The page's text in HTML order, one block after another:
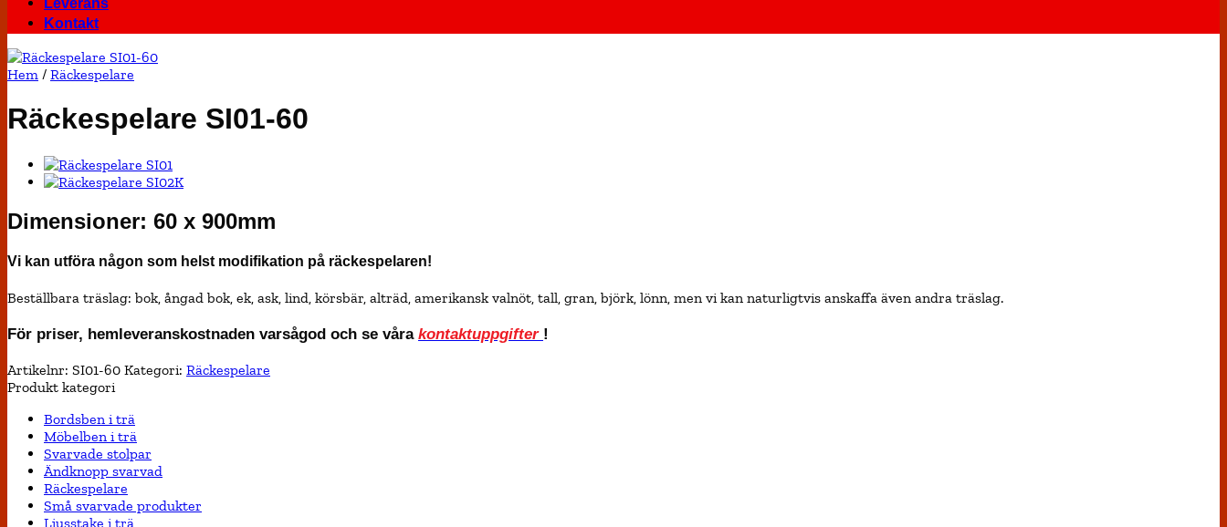
Leverans
Kontakt
Hem / Räckespelare
Räckespelare SI01-60
Dimensioner: 60 x 900mm
Vi kan utföra någon som helst modifikation på räckespelaren!
Beställbara träslag: bok, ångad bok, ek, ask, lind, körsbär, alträd, amerikansk valnöt, tall, gran, björk, lönn, men vi kan naturligtvis anskaffa även andra träslag.
För priser, hemleveranskostnaden varsågod och se våra kontaktuppgifter !
Artikelnr: SI01-60 Kategori: Räckespelare
Produkt kategori
Bordsben i trä
Möbelben i trä
Svarvade stolpar
Ändknopp svarvad
Räckespelare
Små svarvade produkter
Ljusstake i trä